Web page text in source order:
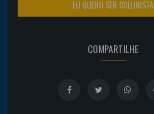
EU QUERO SER COLUNISTA
COMPARTILHE